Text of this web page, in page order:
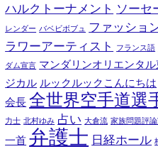
ハルクトーナメント ソーセ
レンダー バベビボブュ ファッショ
ラワーアーティスト
フランス語
ダム宣言 マンダリンオリエンタ
ジカル ルックルックこんにちは
会長 全世界空手道選
力士 北村ゆみ 占い 大倉流 家族問題評論
一首 弁護士 日経ホール